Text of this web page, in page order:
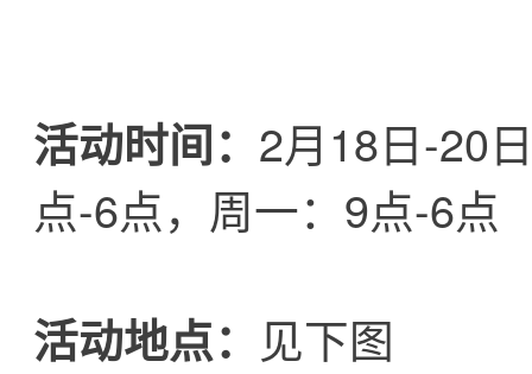
活动时间： 2月18日-20
点-6点，周一：9点-6点
活动地点： 见下图